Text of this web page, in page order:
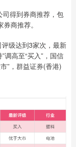
司得到券商推荐，包
商推荐。
级达到3家次，最新
调高至“买入”，国信
”，群益证券(香港)